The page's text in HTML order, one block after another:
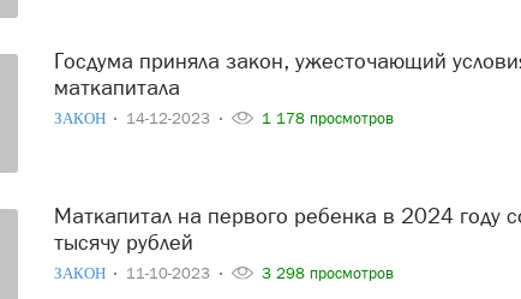
Госдума приняла закон, ужесточающий условия выдачи
маткапитала
ЗАКОН 14-12-2023 1 178 просмотров
Маткапитал на первого ребенка в 2024 году составит 631
тысячу рублей
ЗАКОН 11-10-2023 3 298 просмотров